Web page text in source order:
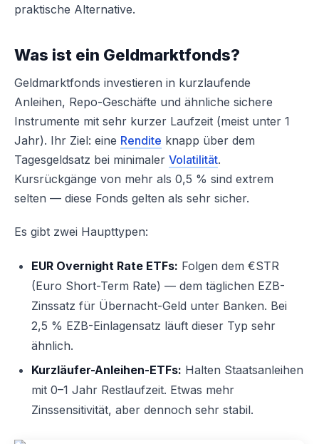
praktische Alternative.
Was ist ein Geldmarktfonds?
Geldmarktfonds investieren in kurzlaufende
Anleihen, Repo-Geschäfte und ähnliche sichere
Instrumente mit sehr kurzer Laufzeit (meist unter 1
Jahr). Ihr Ziel: eine Rendite knapp über dem
Tagesgeldsatz bei minimaler Volatilität.
Kursrückgänge von mehr als 0,5 % sind extrem
selten — diese Fonds gelten als sehr sicher.
Es gibt zwei Haupttypen:
EUR Overnight Rate ETFs: Folgen dem €STR
(Euro Short-Term Rate) — dem täglichen EZB-
Zinssatz für Übernacht-Geld unter Banken. Bei
2,5 % EZB-Einlagensatz läuft dieser Typ sehr
ähnlich.
Kurzläufer-Anleihen-ETFs: Halten Staatsanleihen
mit 0–1 Jahr Restlaufzeit. Etwas mehr
Zinssensitivität, aber dennoch sehr stabil.